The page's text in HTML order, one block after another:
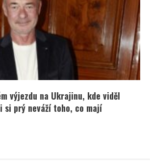
výjezdu na Ukrajinu, kde viděl
si prý neváží toho, co mají